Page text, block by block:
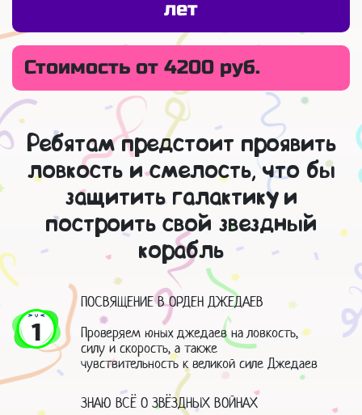
лет
Стоимость от 4200 руб.
Ребятам предстоит проявить
ловкость и смелость, что бы
защитить галактику и
построить свой звездный
корабль
1
ПОСВЯЩЕНИЕ В ОРДЕН ДЖЕДАЕВ
Проверяем юных джедаев на ловкость,
силу и скорость, а также
чувствительность к великой силе Джедаев
ЗНАЮ ВСЁ О ЗВЁЗДНЫХ ВОЙНАХ